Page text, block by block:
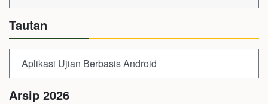
Tautan
Aplikasi Ujian Berbasis Android
Arsip 2026